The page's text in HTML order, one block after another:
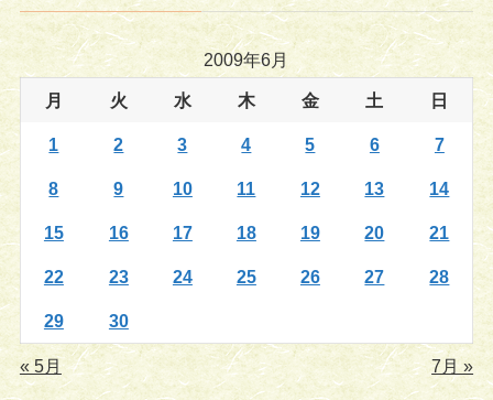
2009年6月
月 火 水 木 金 土 日
1 2 3 4 5 6 7
8 9 10 11 12 13 14
15 16 17 18 19 20 21
22 23 24 25 26 27 28
29 30
« 5月 7月 »